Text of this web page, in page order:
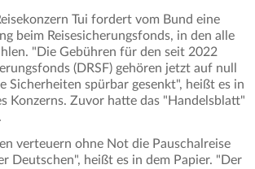
Tui fordert vom Bund eine
beim Reisesicherungsfonds, in den alle
"Die Gebühren für den seit 2022
(DRSF) gehören jetzt auf null
Sicherheiten spürbar gesenkt", heißt es in
Konzerns. Zuvor hatte das "Handelsblatt"
verteuern ohne Not die Pauschalreise
Deutschen", heißt es in dem Papier. "Der